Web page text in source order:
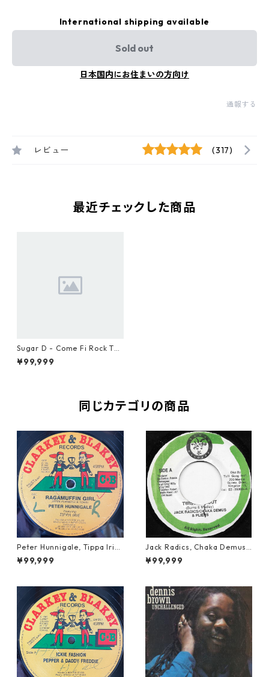
International shipping available
Sold out
日本国内にお住まいの方向け
通報する
レビュー (317)
最近チェックした商品
Sugar D - Come Fi Rock The
m【12-50046】
¥99,999
同じカテゴリの商品
Peter Hunnigale, Tippa Irie
- Raggamuffin Girl【12-50
045】
¥99,999
Jack Radics, Chaka Demus
& Pliers - Twist And Shout
【7-21830】
¥99,999